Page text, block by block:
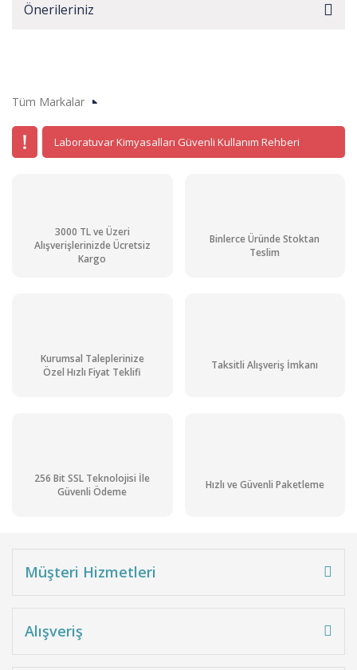
Önerileriniz
Tüm Markalar
Laboratuvar Kimyasalları Güvenli Kullanım Rehberi
3000 TL ve Üzeri
Alışverişlerinizde Ücretsiz
Kargo
Binlerce Üründe Stoktan
Teslim
Kurumsal Taleplerinize
Özel Hızlı Fiyat Teklifi
Taksitli Alışveriş İmkanı
256 Bit SSL Teknolojisi İle
Güvenli Ödeme
Hızlı ve Güvenli Paketleme
Müşteri Hizmetleri
Alışveriş